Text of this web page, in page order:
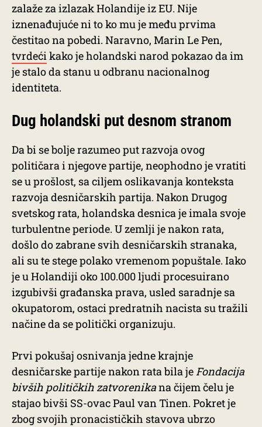
zalaže za izlazak Holandije iz EU. Nije
iznenađujuće ni to ko mu je među prvima
čestitao na pobedi. Naravno, Marin Le Pen,
tvrdećikako je holandski narod pokazao da im
je stalo da stanu u odbranu nacionalnog
identiteta.
Dug holandski put desnom stranom
Da bi se bolje razumeo put razvoja ovog
političara i njegove partije, neophodno je vratiti
se u prošlost, sa ciljem oslikavanja konteksta
razvoja desničarskih partija. Nakon Drugog
svetskog rata, holandska desnica je imala svoje
turbulentne periode. U zemlji je nakon rata,
došlo do zabrane svih desničarskih stranaka,
ali su te stege polako vremenom popuštale. Iako
je u Holandiji oko 100.000 ljudi procesuirano
izgubivši građanska prava, usled saradnje sa
okupatorom, ostaci predratnih nacista su tražili
načine da se politički organizuju.
Prvi pokušaj osnivanja jedne krajnje
desničarske partije nakon rata bila jeFondacija
bivših političkih zatvorenikana čijem čelu je
stajao bivši SS-ovac Paul van Tinen. Pokret je
zbog svojih pronacističkih stavova ubrzo